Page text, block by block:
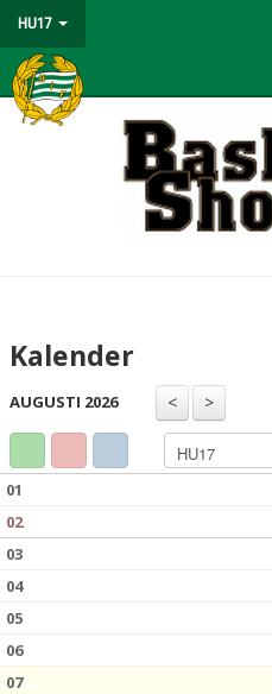
HU17
HEM
KONTAKT
Kalender
AUGUSTI 2026
01
02
03
04
05
06
07